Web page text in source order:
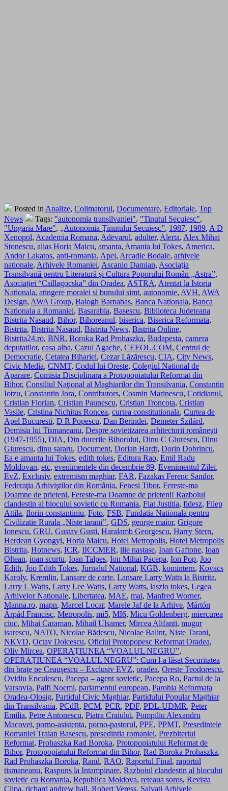
Posted in Analize, Colimatorul, Documentare, Editoriale, Top
News
Tags: "autonomia transilvaniei", "Tinutul Secuiesc",
"Ungaria Mare", „Autonomia Ţinutului Secuiesc”, 1987, 1989, A D
Xenopol, Academia Romana, Adevarul, adulter, Alerta, Alex Mihai
Stonescu, alias Horia Maicu, amanta, Amanta lui Tokes, America,
Andor Lakatos, anti-romania, Apel, Arcadie Bodale, arhivele
nationale, Arhivele Romaniei, Ascanio Damian, Asociaţia
Transilvană pentru Literatură şi Cultura Poporului Român „Astra”,
Asociației “Csillagocska” din Oradea, ASTRA, Atentat la Istoria
Nationala, atingere moralei si bunului simt, autonomie, AVH, AWA
Design, AWA Group, Balogh Barnabas, Banca Nationala, Banca
Nationala a Romaniei, Basarabia, Basescu, Biblioteca Judeteana
Bistrita Nasaud, Bihor, Bihoreanul, biserica, Biserica Reformata,
Bistrita, Bistrita Nasaud, Bistrita News, Bistrita Online,
Bistrita24.ro, BNR, Boroka Rad Prohaszka, Budapesta, camera
deputatilor, casa alba, Cazul Agache, CEEOL.COM, Centrul de
Democratie, Cetatea Bihariei, Cezar Lăzărescu, CIA, City News,
Civic Media, CNMT, Codul lui Oreste, Colegiul National de
Aparare, Comisia Disciplinara a Protopopiatului Reformat din
Bihor, Consiliul Naţional al Maghiarilor din Transilvania, Constantin
Iotzu, Constantin Jora, Contributors, Cosmin Marinescu, Cotidianul,
Cristian Florian, Cristian Paunescu, Cristian Troncota, Cristian
Vasile, Cristina Nichitus Roncea, curtea constitutionala, Curtea de
Apel Bucuresti, D R Popescu, Dan Berindei, Demeter Szilárd,
Demisia lui Tismaneanu, Despre sovietizarea arhitecturii româneşti
(1947-1955), DIA, Din durerile Bihorului, Dinu C Giurescu, Dinu
Giurescu, dinu sararu, Document, Dorian Hardt, Dorin Dobrincu,
Ea e amanta lui Tokes, edith tokes, Editura Rao, Emil Radu
Moldovan, etc, evenimentele din decembrie 89, Evenimentul Zilei,
EvZ, Exclusiv, extremism maghiar, FAR, Fazakas Ferenc Sandor,
Federaţia Arhiviştilor din România, Fenesi Tibor, Fereste-ma
Doamne de prieteni, Fereste-ma Doamne de prieteni! Razboiul
clandestin al blocului sovietic cu Romania, Fiat Justitia, fidesz, Filep
Attila, florin constantiniu, Foto, FSB, Fundatia Nationala pentru
Civilizatie Rurala „Niste tarani’’, GDS, george maior, Grigore
Ionescu, GRU, Gustav Gusti, Haralamb Georgescu, Harry Stern,
Herdean Gyongyi, Horia Maicu, Hotel Metropolis, Hotel Metropolis
Bistrita, Hotnews, ICR, IICCMER, ilie nastase, Ioan Gaftone, Ioan
Oltean, ioan scurtu, Ioan Talpes, Ion Mihai Pacepa, Ion Pop, Joo
Edith, Joo Edith Tokes, Jurnalul National, KGB, komintern, Kovacs
Karoly, Kremlin, Lansare de carte, Lansare Larry Watts la Bistrita,
Larry L Watts, Larry Lee Watts, Larry Watts, laszlo tokes, Legea
Arhivelor Nationale, Libertatea, MAE, mai, Manfred Worner,
Manna.ro, mapn, Marcel Locar, Marele Jaf de la Arhive, Mártón
Árpád Francisc, Metropolis, mi5, MI6, Micu Goldenberg, miercurea
ciuc, Mihai Caraman, Mihail Ulsamer, Mircea Alifanti, mugur
isarescu, NATO, Nicolae Bădescu, Nicolae Balint, Niste Tarani,
NKVD, Octav Doicescu, Oficiul Protopopesc Reformat Oradea,
Oliv Mircea, OPERAŢIUNEA “VOALUL NEGRU”,
OPERAŢIUNEA “VOALUL NEGRU”: Cum l-a lăsat Securitatea
din braţe pe Ceauşescu – Exclusiv EVZ, oradea, Oreste Teodorescu,
Ovidiu Enculescu, Pacepa – agent sovietic, Pacepa Ro, Pactul de la
Varsovia, Palfi Noemi, parlamentul european, Parohia Reformata
Oradea-Olosig, Partidul Civic Maghiar, Partidului Popular Maghiar
din Transilvania, PCdR, PCM, PCR, PDF, PDL-UDMR, Peter
Emilia, Petre Antonescu, Piatra Craiului, Pompiliu Alexandru
Macovei, porno-asistenta, porno-pastorul, PPE, PPMT, Presedintele
Romaniei Traian Basescu, presedintia romaniei, Prezbiteriul
Reformat, Prohaszka Rad Boroka, Protopopiatului Reformat de
Bihor, Protopopiatului Reformat din Bihor, Rad Boroka Prohaszka,
Rad Prohaszka Boroka, Rand, RAO, Raportul Final, raportul
tismaneanu, Raspuns la Intampinare, Razboiul clandestin al blocului
sovietic cu Romania, Republica Moldova, reteaua soros, Revista
Clipa, richard andrew hall, Robert Veress, Salvati Arhivele